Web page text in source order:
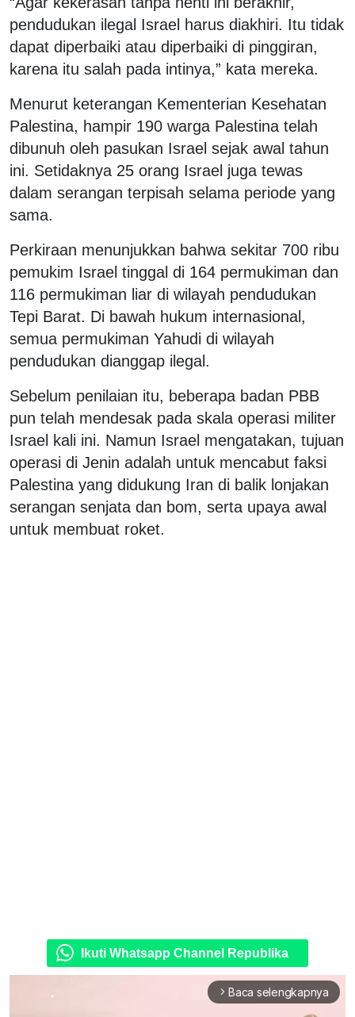
pendudukan ilegal Israel harus diakhiri. Itu tidak
dapat diperbaiki atau diperbaiki di pinggiran,
karena itu salah pada intinya,” kata mereka.
Menurut keterangan Kementerian Kesehatan
Palestina, hampir 190 warga Palestina telah
dibunuh oleh pasukan Israel sejak awal tahun
ini. Setidaknya 25 orang Israel juga tewas
dalam serangan terpisah selama periode yang
sama.
Perkiraan menunjukkan bahwa sekitar 700 ribu
pemukim Israel tinggal di 164 permukiman dan
116 permukiman liar di wilayah pendudukan
Tepi Barat. Di bawah hukum internasional,
semua permukiman Yahudi di wilayah
pendudukan dianggap ilegal.
Sebelum penilaian itu, beberapa badan PBB
pun telah mendesak pada skala operasi militer
Israel kali ini. Namun Israel mengatakan, tujuan
operasi di Jenin adalah untuk mencabut faksi
Palestina yang didukung Iran di balik lonjakan
serangan senjata dan bom, serta upaya awal
untuk membuat roket.
Ikuti Whatsapp Channel Republika
arrow_forward_ios Baca selengkapnya